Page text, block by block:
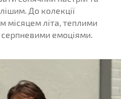
До колекції
місяцем літа, теплими
емоціями.